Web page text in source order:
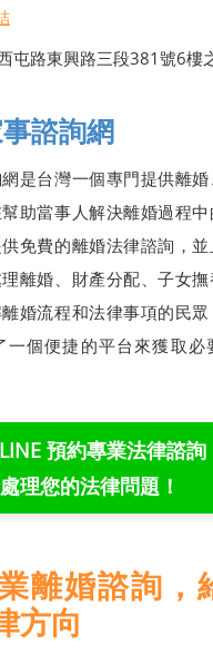
屯路東興路三段381號6樓
諮詢網
是台灣一個專門提供離
助當事人解決離婚過程
免費的離婚法律諮詢，
離婚、財產分配、子女撫
婚流程和法律事項的民
一個便捷的平台來獲取必
預約專業法律諮詢
理您的法律問題！
離婚諮詢，
方向